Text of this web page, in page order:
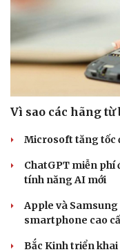
Vì sao các hãng
Microsoft tăng tốc
ChatGPT miễn phí
tính năng AI mới
Apple và
smartphone cao
Bắc Kinh triển